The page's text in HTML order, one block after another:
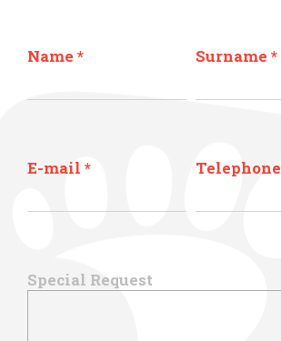
Name * Surname *
E-mail * Telephone
Special Request